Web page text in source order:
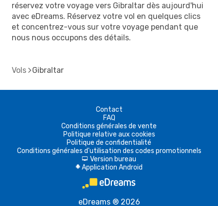
réservez votre voyage vers Gibraltar dès aujourd'hui
avec eDreams. Réservez votre vol en quelques clics
et concentrez-vous sur votre voyage pendant que
nous nous occupons des détails.
Vols Gibraltar
Contact
FAQ
Conditions générales de vente
Politique relative aux cookies
Politique de confidentialité
Conditions générales d'utilisation des codes promotionnels
d Version bureau
A Application Android
eDreams ® 2026